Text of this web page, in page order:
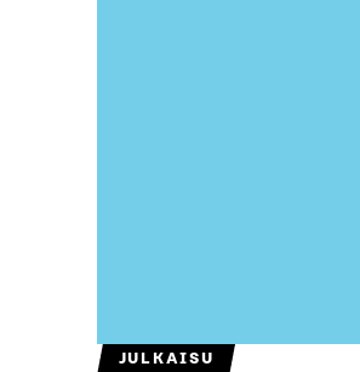
JULKAISU